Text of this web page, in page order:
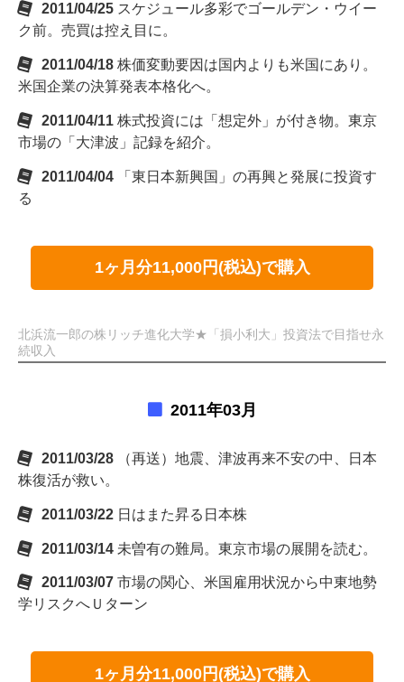
2011/04/25 スケジュール多彩でゴールデン・ウイー
ク前。売買は控え目に。
2011/04/18 株価変動要因は国内よりも米国にあり。
米国企業の決算発表本格化へ。
2011/04/11 株式投資には「想定外」が付き物。東京
市場の「大津波」記録を紹介。
2011/04/04
「東日本新興国」の再興と発展に投資す
る
1ヶ月分11,000円(税込)で購入
北浜流一郎の株リッチ進化大学★「損小利大」投資法で目指せ永
続収入
2011年03月
2011/03/28
（再送）地震、津波再来不安の中、日本
株復活が救い。
2011/03/22 日はまた昇る日本株
2011/03/14 未曽有の難局。東京市場の展開を読む。
2011/03/07 市場の関心、米国雇用状況から中東地勢
学リスクへＵターン
1ヶ月分11,000円(税込)で購入